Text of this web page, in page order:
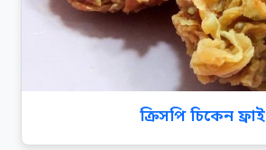
ক্রিসপি চিকেন ফ্রাই